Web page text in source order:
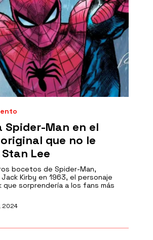
Spider-Man en el
que no le
Lee
bocetos de Spider-Man,
Kirby en 1963, el personaje
que sorprendería a los fans más
2024